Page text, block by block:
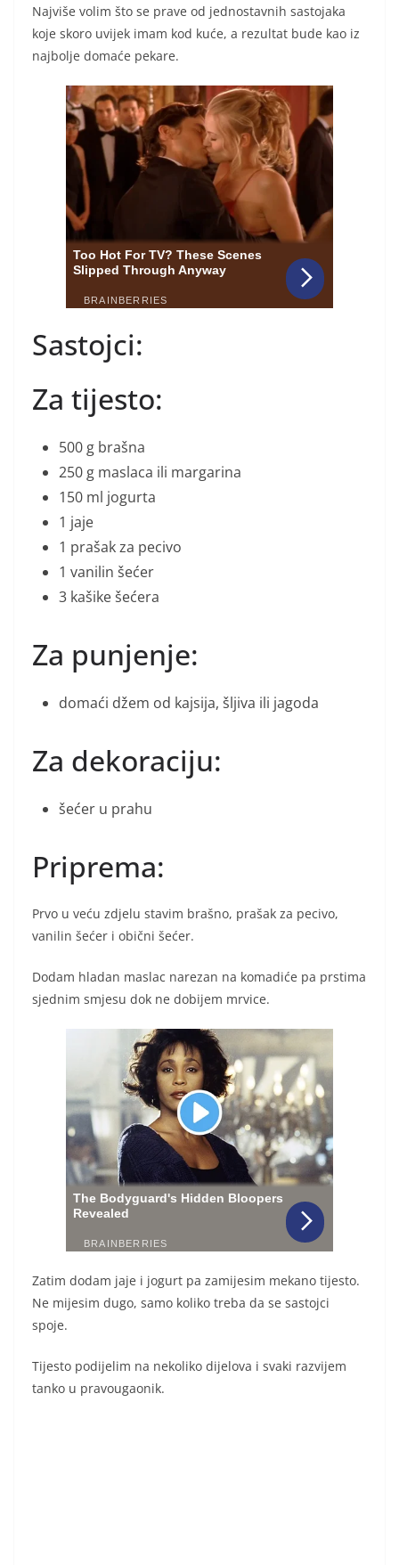
Najviše volim što se prave od jednostavnih sastojaka
koje skoro uvijek imam kod kuće, a rezultat bude kao iz
najbolje domaće pekare.
Sastojci:
Za tijesto:
500 g brašna
250 g maslaca ili margarina
150 ml jogurta
1 jaje
1 prašak za pecivo
1 vanilin šećer
3 kašike šećera
Za punjenje:
domaći džem od kajsija, šljiva ili jagoda
Za dekoraciju:
šećer u prahu
Priprema:
Prvo u veću zdjelu stavim brašno, prašak za pecivo,
vanilin šećer i obični šećer.
Dodam hladan maslac narezan na komadiće pa prstima
sjednim smjesu dok ne dobijem mrvice.
Zatim dodam jaje i jogurt pa zamijesim mekano tijesto.
Ne mijesim dugo, samo koliko treba da se sastojci
spoje.
Tijesto podijelim na nekoliko dijelova i svaki razvijem
tanko u pravougaonik.